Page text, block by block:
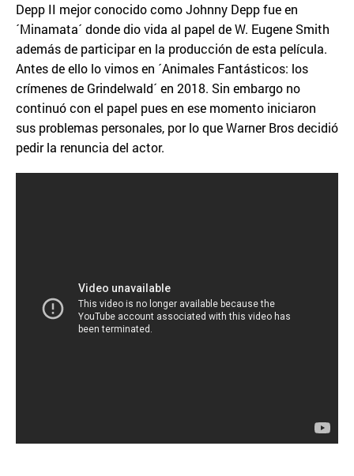
Depp II mejor conocido como Johnny Depp fue en
´Minamata´ donde dio vida al papel de W. Eugene Smith
además de participar en la producción de esta película.
Antes de ello lo vimos en ´Animales Fantásticos: los
crímenes de Grindelwald´ en 2018. Sin embargo no
continuó con el papel pues en ese momento iniciaron
sus problemas personales, por lo que Warner Bros decidió
pedir la renuncia del actor.